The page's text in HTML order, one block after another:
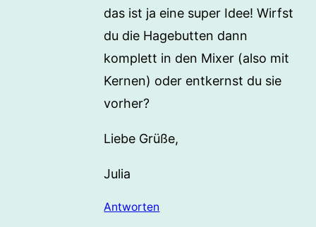
das ist ja eine super Idee! Wirfst
du die Hagebutten dann
komplett in den Mixer (also mit
Kernen) oder entkernst du sie
vorher?
Liebe Grüße,
Julia
Antworten